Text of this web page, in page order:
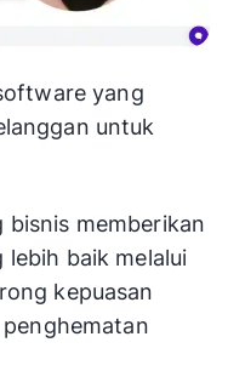
yang
untuk
bisnis memberikan
lebih baik melalui
kepuasan